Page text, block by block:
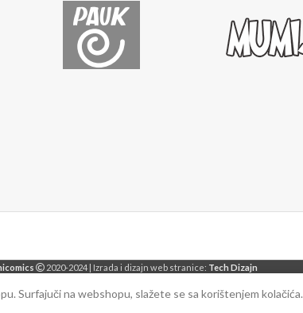
2020-2024 | Izrada i dizajn web stranice: Tech Dizajn
Surfajuči na webshopu, slažete se sa korištenjem kolačića.